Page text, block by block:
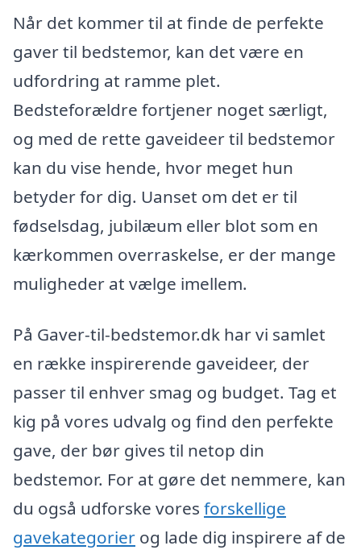
Når det kommer til at finde de perfekte
gaver til bedstemor, kan det være en
udfordring at ramme plet.
Bedsteforældre fortjener noget særligt,
og med de rette gaveideer til bedstemor
kan du vise hende, hvor meget hun
betyder for dig. Uanset om det er til
fødselsdag, jubilæum eller blot som en
kærkommen overraskelse, er der mange
muligheder at vælge imellem.
På Gaver-til-bedstemor.dk har vi samlet
en række inspirerende gaveideer, der
passer til enhver smag og budget. Tag et
kig på vores udvalg og find den perfekte
gave, der bør gives til netop din
bedstemor. For at gøre det nemmere, kan
du også udforske vores forskellige
gavekategorier og lade dig inspirere af de